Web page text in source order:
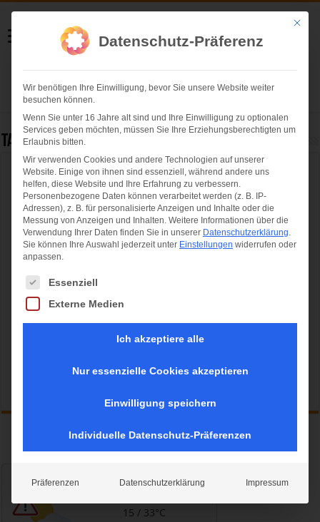
Helmut Swoboda
Fotografie
Herzlich willkommen
Tag Archives:
Fussball-EM 2024 – DB Aktion mit Gerald
Asamoah zum EM-Auftakt
Wetter München
15 / 33°C
Mit
Datenschutz-Präferenz
Wir benötigen Ihre Einwilligung, bevor Sie unsere Website weiter
besuchen können.
Wenn Sie unter 16 Jahre alt sind und Ihre Einwilligung zu optionalen
Services geben möchten, müssen Sie Ihre Erziehungsberechtigten um
Erlaubnis bitten.
Wir verwenden Cookies und andere Technologien auf unserer
Website. Einige von ihnen sind essenziell, während andere uns
helfen, diese Website und Ihre Erfahrung zu verbessern.
Personenbezogene Daten können verarbeitet werden (z. B. IP-
Adressen), z. B. für personalisierte Anzeigen und Inhalte oder die
Messung von Anzeigen und Inhalten. Weitere Informationen über die
Verwendung Ihrer Daten finden Sie in unserer Datenschutzerklärung.
Sie können Ihre Auswahl jederzeit unter Einstellungen widerrufen oder
anpassen.
Es folgt eine Liste der Service-Gruppen, für die eine Einwilligung
Essenziell
Externe Medien
Ich akzeptiere alle
Nur essenzielle Cookies akzeptieren
Einwilligung speichern
Individuelle Datenschutz-Präferenzen
Präferenzen Datenschutzerklärung Impressum